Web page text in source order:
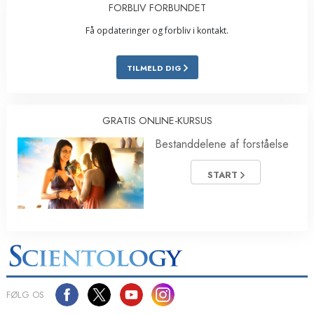
FORBLIV FORBUNDET
Få opdateringer og forbliv i kontakt.
TILMELD DIG
GRATIS ONLINE-KURSUS
Bestanddelene af forståelse
START
FØLG OS